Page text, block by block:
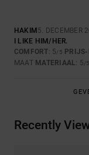
HAKIM 5. DECEMBER
I LIKE HIM/HER.
COMFORT: 5/5
MAAT MATERIAAL: 5/5
Recently